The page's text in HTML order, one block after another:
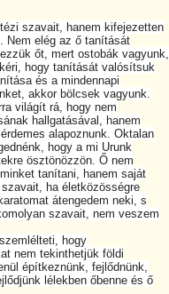
szavait, hanem kifejezetten
Nem elég az ő tanítását
őt, mert ostobák vagyunk,
hogy tanítását valósítsuk
és a mindennapi
akkor bölcsek vagyunk.
világít rá, hogy nem
hallgatásával, hanem
alapoznunk. Oktalan
hogy a mi Urunk
ösztönözzön. Ő nem
tanítani, hanem saját
ha életközösségre
átengedem neki, s
szavait, nem veszem
hogy
nem tekinthetjük földi
építkeznünk, fejlődnünk,
lélekben őbenne és ő